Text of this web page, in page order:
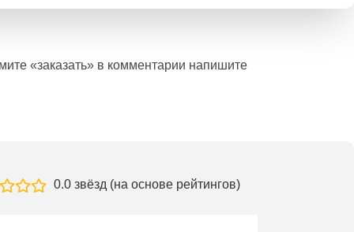
«заказать» в комментарии напишите
0.0 звёзд (на основе рейтингов)